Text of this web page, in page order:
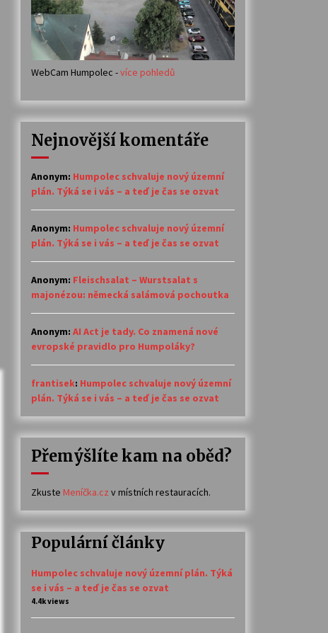
Votavžatský ploty
23. 7. 2026
14. 7. 2026
30. 6. 2026
WebCam Humpolec -více pohledů
Nejnovější komentáře
Anonym: Humpolec schvaluje nový územní
plán. Týká se i vás – a teď je čas se ozvat
Anonym: Humpolec schvaluje nový územní
plán. Týká se i vás – a teď je čas se ozvat
Anonym: Fleischsalat – Wurstsalat s
majonézou: německá salámová pochoutka
Anonym: AI Act je tady. Co znamená nové
evropské pravidlo pro Humpoláky?
frantisek: Humpolec schvaluje nový územní
plán. Týká se i vás – a teď je čas se ozvat
Přemýšlíte kam na oběd?
Zkuste Meníčka.cz v místních restauracích.
Populární články
Humpolec schvaluje nový územní plán. Týká
se i vás – a teď je čas se ozvat
4.4k views